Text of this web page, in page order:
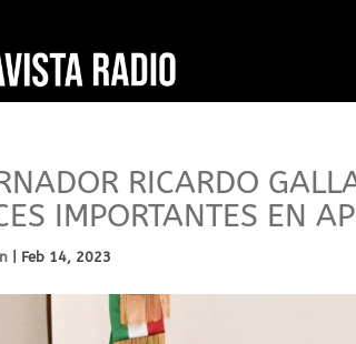
RICARDO
IMPORTANTES EN
Feb 14, 2023